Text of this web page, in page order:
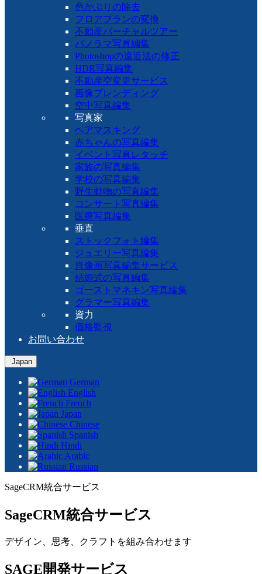
色かぶりの除去
フロアプランの変換
不動産バーチャルツアー
パノラマ写真編集
Photoshopの遠近法の修正
HDR写真編集
不動産空変更サービス
画像ブレンディング
空中写真編集
写真家
ヘアマスキング
赤ちゃんの写真編集
イベント写真レタッチ
家族の写真編集
学校の写真編集
野生動物の写真編集
コンサート写真編集
医療写真編集
垂直
ストックフォト編集
ジュエリー写真編集
肖像画写真編集サービス
結婚式の写真編集
ゴーストマネキン写真編集
グラマー写真編集
資力
価格監視
お問い合わせ
Japan
German
English
French
Japan
Chinese
Spanish
Hindi
Arabic
Russian
SageCRM統合サービス
SageCRM統合サービス
デザイン、思考、クラフトを組み合わせます
SAGE開発サービス